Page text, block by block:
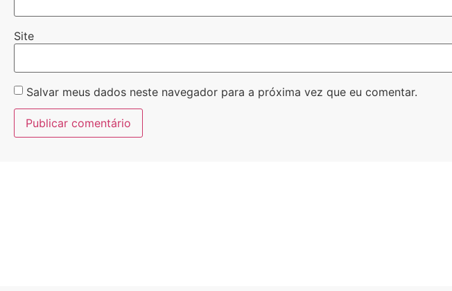
Site
Salvar meus dados neste navegador para a próxima vez que eu comentar.